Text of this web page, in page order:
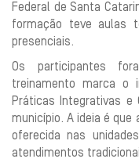
Federal de Santa
formação teve aulas
presenciais.
Os participantes
treinamento marca o
Práticas Integrativas e
município. A ideia é que
oferecida nas
atendimentos